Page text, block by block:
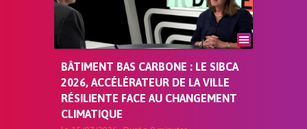
BÂTIMENT BAS CARBONE : LE SIBCA
2026, ACCÉLÉRATEUR DE LA VILLE
RÉSILIENTE FACE AU CHANGEMENT
CLIMATIQUE